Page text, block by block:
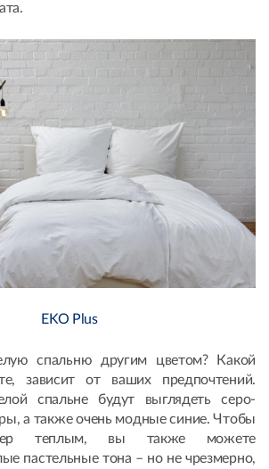
EKO Plus
спальню другим цветом? Какой
зависит от ваших предпочтений.
спальне будут выглядеть серо-
а также очень модные синие. Чтобы
теплым, вы также можете
пастельные тона – но не чрезмерно,